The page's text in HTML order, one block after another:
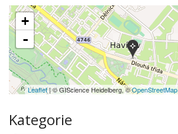
+
-
Leaflet| © GIScience Heidelberg, ©OpenStreetMap
Kategorie